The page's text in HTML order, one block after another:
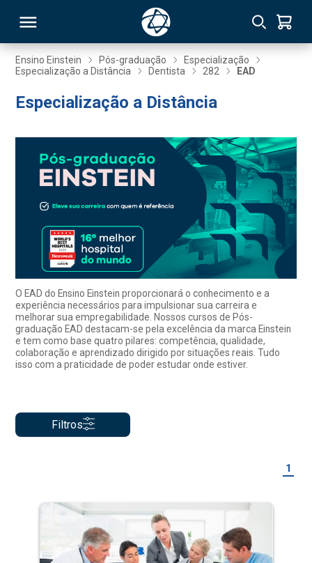
Ensino Einstein Pós-graduação
Especialização
Especialização a Distância
Dentista 282 EAD
Especialização a Distância
O EAD do Ensino Einstein proporcionará o conhecimento e a
experiência necessários para impulsionar sua carreira e
melhorar sua empregabilidade. Nossos cursos de Pós-
graduação EAD destacam-se pela excelência da marca Einstein
e tem como base quatro pilares: competência, qualidade,
colaboração e aprendizado dirigido por situações reais. Tudo
isso com a praticidade de poder estudar onde estiver.
Filtros
1